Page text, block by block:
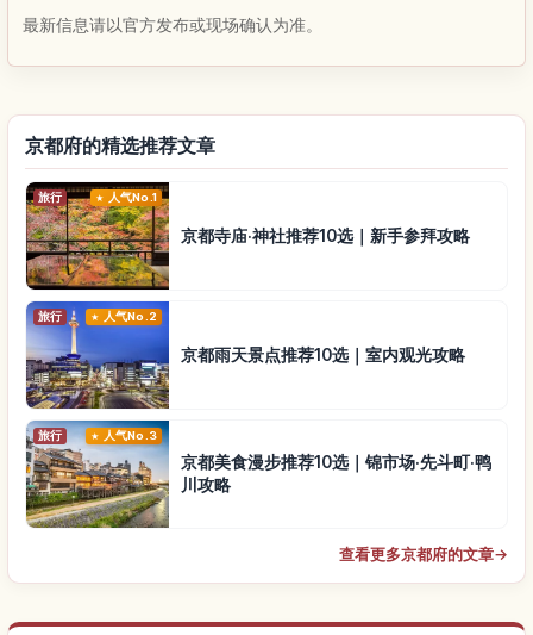
最新信息请以官方发布或现场确认为准。
京都府的精选推荐文章
旅行 人气No.1
京都寺庙·神社推荐10选｜新手参拜攻略
旅行 人气No.2
京都雨天景点推荐10选｜室内观光攻略
旅行 人气No.3
京都美食漫步推荐10选｜锦市场·先斗町·鸭
川攻略
查看更多京都府的文章→